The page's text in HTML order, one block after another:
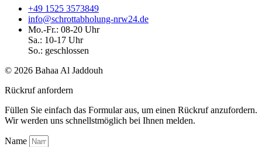
+49 1525 3573849
info@schrottabholung-nrw24.de
Mo.-Fr.: 08-20 Uhr
Sa.: 10-17 Uhr
So.: geschlossen
© 2026 Bahaa Al Jaddouh
Rückruf anfordern
Füllen Sie einfach das Formular aus, um einen Rückruf anzufordern.
Wir werden uns schnellstmöglich bei Ihnen melden.
Name